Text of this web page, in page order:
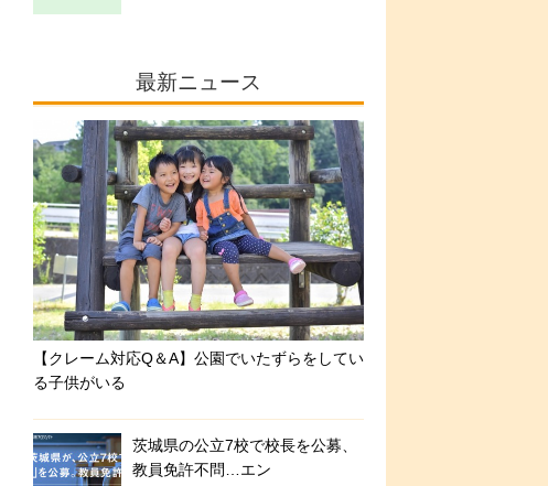
最新ニュース
【クレーム対応Q＆A】公園でいたずらをしてい
る子供がいる
茨城県の公立7校で校長を公募、
教員免許不問…エン